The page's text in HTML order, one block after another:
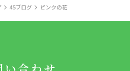
45ブログ ピンクの花